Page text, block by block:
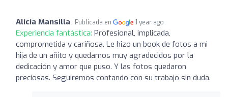
Alicia Mansilla Publicada en 1 year ago
Experiencia fantástica: Profesional, implicada,
comprometida y cariñosa. Le hizo un book de fotos a mi
hija de un añito y quedamos muy agradecidos por la
dedicación y amor que puso. Y las fotos quedaron
preciosas. Seguiremos contando con su trabajo sin duda.